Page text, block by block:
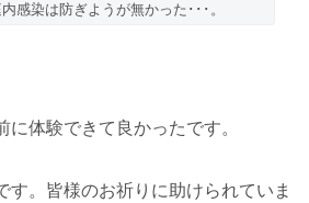
感染は防ぎようが無かった･･･。
体験できて良かったです。
す。皆様のお祈りに助けられていま